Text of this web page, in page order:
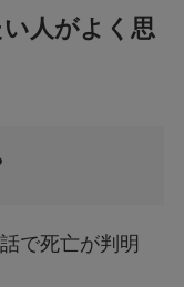
人がよく思
で死亡が判明